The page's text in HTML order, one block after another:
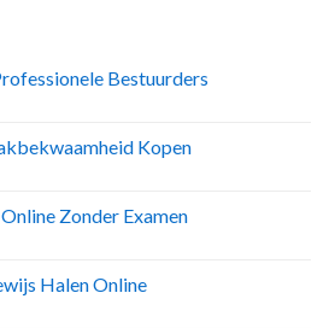
Bestuurders
Kopen
Zonder Examen
Halen Online